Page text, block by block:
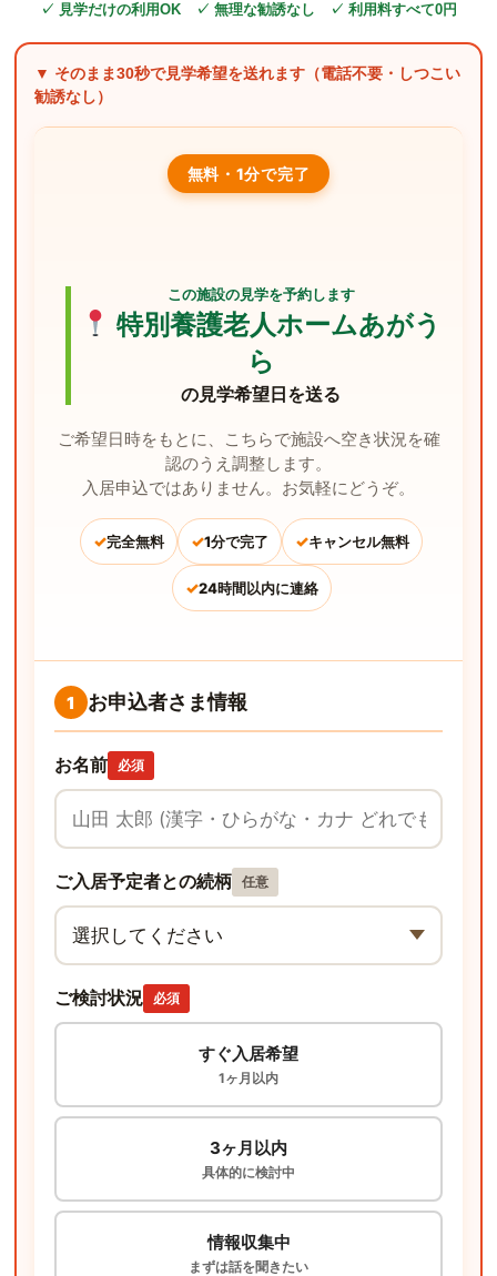
✓ 見学だけの利用OK ✓ 無理な勧誘なし ✓ 利用料すべて0円
▼ そのまま30秒で見学希望を送れます（電話不要・しつこい
勧誘なし）
無料・1分で完了
この施設の見学を予約します
特別養護老人ホームあがう
ら
の見学希望日を送る
ご希望日時をもとに、こちらで施設へ空き状況を確
認のうえ調整します。
入居申込ではありません。お気軽にどうぞ。
✓完全無料 ✓1分で完了 ✓キャンセル無料
✓24時間以内に連絡
1 お申込者さま情報
お名前 必須
ご入居予定者との続柄 任意
ご検討状況 必須
すぐ入居希望
1ヶ月以内
3ヶ月以内
具体的に検討中
情報収集中
まずは話を聞きたい